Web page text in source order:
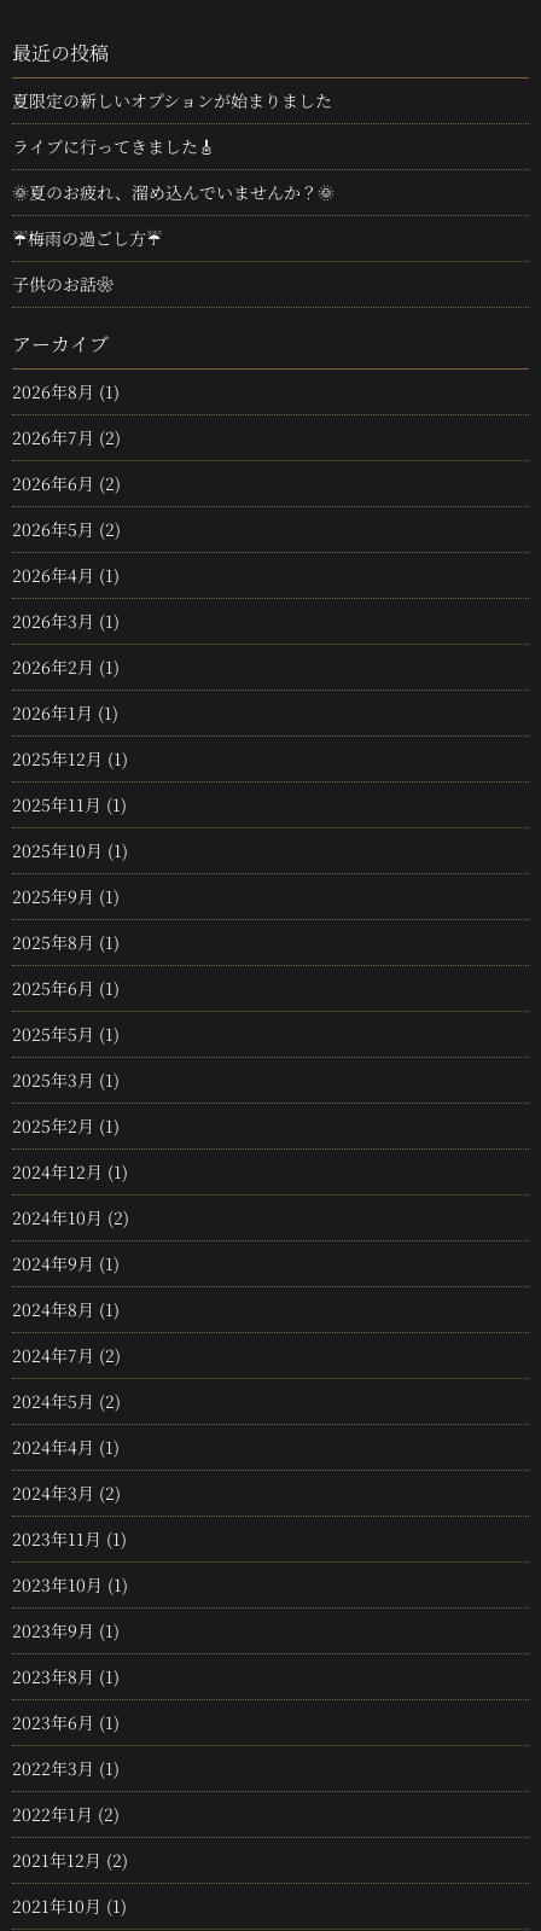
最近の投稿
夏限定の新しいオプションが始まりました
ライブに行ってきました🎸
🌞夏のお疲れ、溜め込んでいませんか？🌞
☔梅雨の過ごし方☔
子供のお話❀
アーカイブ
2026年8月 (1)
2026年7月 (2)
2026年6月 (2)
2026年5月 (2)
2026年4月 (1)
2026年3月 (1)
2026年2月 (1)
2026年1月 (1)
2025年12月 (1)
2025年11月 (1)
2025年10月 (1)
2025年9月 (1)
2025年8月 (1)
2025年6月 (1)
2025年5月 (1)
2025年3月 (1)
2025年2月 (1)
2024年12月 (1)
2024年10月 (2)
2024年9月 (1)
2024年8月 (1)
2024年7月 (2)
2024年5月 (2)
2024年4月 (1)
2024年3月 (2)
2023年11月 (1)
2023年10月 (1)
2023年9月 (1)
2023年8月 (1)
2023年6月 (1)
2022年3月 (1)
2022年1月 (2)
2021年12月 (2)
2021年10月 (1)